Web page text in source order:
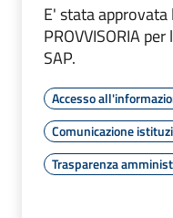
E' stata
PROVVISORIA
SAP.
Accesso
Comunicazione
Trasparenza